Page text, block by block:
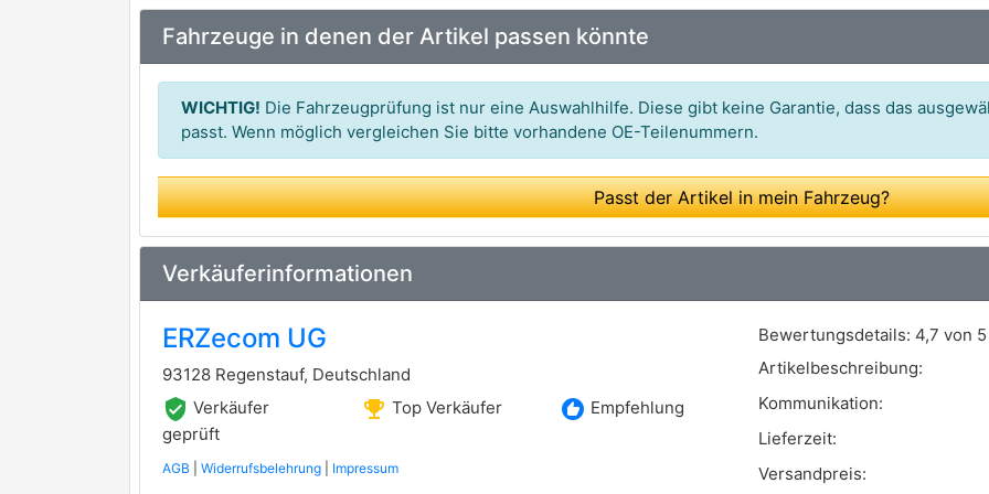
Fahrzeuge in denen der Artikel passen könnte
WICHTIG! Die Fahrzeugprüfung ist nur eine Auswahlhilfe. Diese gibt keine Garantie, dass das
passt. Wenn möglich vergleichen Sie bitte vorhandene OE-Teilenummern.
Passt der Artikel in mein Fahrzeug?
Verkäuferinformationen
ERZecom UG
93128 Regenstauf, Deutschland
verified_user Verkäufer
geprüft
emoji_events Top Verkäufer recommend Empfehlung
AGB Widerrufsbelehrung Impressum
Bewertungsdetails: 4,7 von 5
Artikelbeschreibung:
Kommunikation:
Lieferzeit:
Versandpreis: